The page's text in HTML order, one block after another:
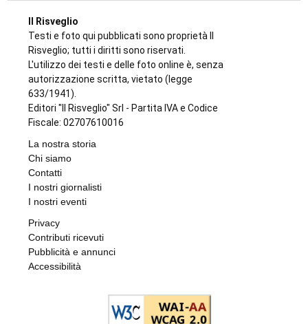
CONTRASTO ALLO SPACCIO DI DROGA
Scaglia il monopattino contro la volante e
finge di essere minorenne: arrestato
pusher 20enne con 30 dosi di crack
Redazione